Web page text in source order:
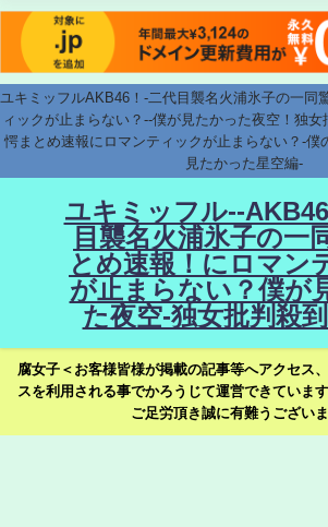
ユキミッフルAKB46！-二代目襲名火浦氷子の一同
ィックが止まらない？--僕が見たかった夜空！独
愕まとめ速報にロマンティックが止まらない？-僕
見たかった星空編-
ユキミッフル--
目襲名火浦氷子の一
とめ速報！にロマン
が止まらない？僕が
た夜空-独女批判殺
腐女子＜お客様皆様が掲載の記事等へアクセス
スを利用される事でかろうじて運営できていま
ご足労頂き誠に有難うございま